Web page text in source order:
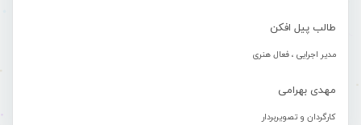
طالب پیل افکن
مدیر اجرایی ، فعال هنری
مهدی بهرامی
کارگردان و تصویربردار